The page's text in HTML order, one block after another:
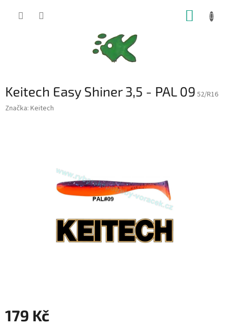
Keitech Easy Shiner 3,5 - PAL 09 52/R16
Značka: Keitech
179 Kč